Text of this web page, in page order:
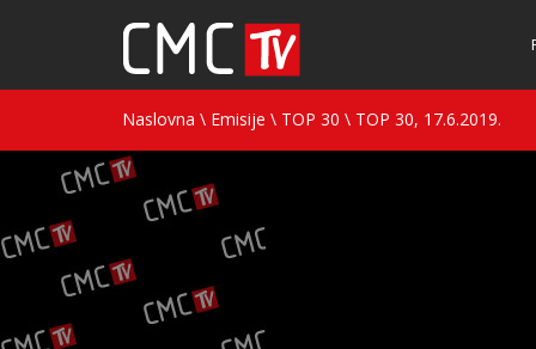
Naslovna \ Emisije \ TOP 30 \ TOP 30, 17.6.2019.